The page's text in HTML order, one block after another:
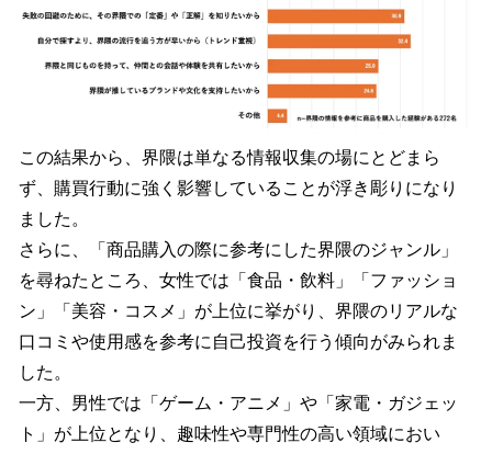
この結果から、界隈は単なる情報収集の場にとどまら
ず、購買行動に強く影響していることが浮き彫りになり
ました。
さらに、「商品購入の際に参考にした界隈のジャンル」
を尋ねたところ、女性では「食品・飲料」「ファッショ
ン」「美容・コスメ」が上位に挙がり、界隈のリアルな
口コミや使用感を参考に自己投資を行う傾向がみられま
した。
一方、男性では「ゲーム・アニメ」や「家電・ガジェッ
ト」が上位となり、趣味性や専門性の高い領域におい